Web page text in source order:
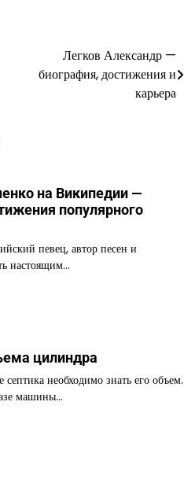
Легков Александр —
биография, достижения и
карьера
на Википедии —
популярного
певец, автор песен и
настоящим…
цилиндра
септика необходимо знать его объем.
машины…